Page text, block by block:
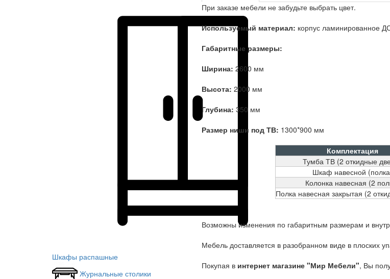
Шкафы распашные
Журнальные столики
При заказе мебели не забудьте выбрать цвет.
Используемый материал: корпус ламинированное
Габаритные размеры:
Ширина: 2600 мм
Высота: 2000 мм
Глубина: 350 мм
Размер ниши под ТВ: 1300*900 мм
Комплектация
Тумба ТВ (2 откидные
Шкаф навесной
Колонка навесная (2
Полка навесная закрытая (2
Возможны изменения по габаритным размерам и
Мебель доставляется в разобранном виде в плоских
Покупая в интернет магазине "Мир Мебели", Вы